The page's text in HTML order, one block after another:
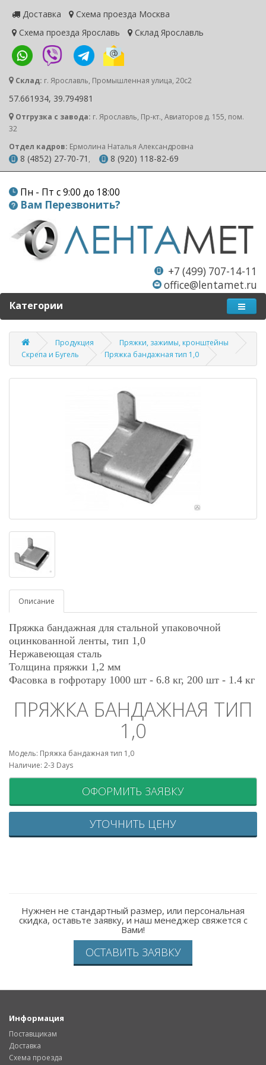
Доставка
Схема проезда Москва
Схема проезда Ярославь
Склад Ярославль
Склад: г. Ярославль, Промышленная улица, 20с2
57.661934, 39.794981
Отгрузка с завода: г. Ярославль, Пр-кт., Авиаторов д. 155, пом.
32
Отдел кадров: Ермолина Наталья Александровна
8 (4852) 27-70-71 , 8 (920) 118-82-69
Пн - Пт с 9:00 до 18:00
Вам Перезвонить?
+7 (499) 707-14-11
office@lentamet.ru
Категории
Продукция
Пряжки, зажимы, кронштейны
Скрепа и Бугель
Пряжка бандажная тип 1,0
Описание
Пряжка бандажная для стальной упаковочной
оцинкованной ленты, тип 1,0
Нержавеющая сталь
Толщина пряжки 1,2 мм
Фасовка в гофротару 1000 шт - 6.8 кг, 200 шт - 1.4 кг
ПРЯЖКА БАНДАЖНАЯ ТИП
1,0
Модель: Пряжка бандажная тип 1,0
Наличие: 2-3 Days
ОФОРМИТЬ ЗАЯВКУ
УТОЧНИТЬ ЦЕНУ
Нужнен не стандартный размер, или персональная
скидка, оставьте заявку, и наш менеджер свяжется с
Вами!
ОСТАВИТЬ ЗАЯВКУ
Информация
Поставщикам
Доставка
Схема проезда